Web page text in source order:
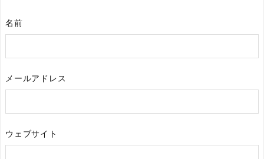
名前
メールアドレス
ウェブサイト